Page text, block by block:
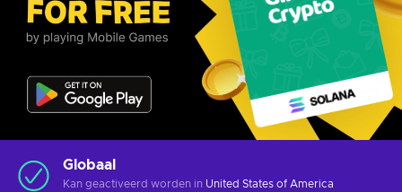
Globaal
Kan geactiveerd worden in United States of America